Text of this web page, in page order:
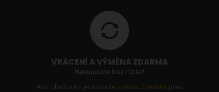
VRÁCENÍ A VÝMĚNA ZDARMA
Nakupujete bez rizika!
Ano, zboží nám jednoduševrátíte ZDARMA přes